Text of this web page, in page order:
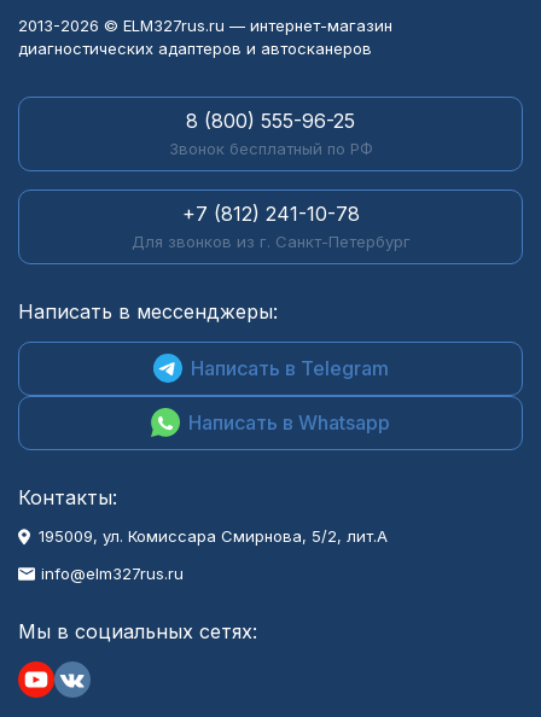
2013-2026 © ELM327rus.ru — интернет-магазин
диагностических адаптеров и автосканеров
8 (800) 555-96-25
Звонок бесплатный по РФ
+7 (812) 241-10-78
Для звонков из г. Санкт-Петербург
Написать в мессенджеры:
Написать в Telegram
Написать в Whatsapp
Контакты:
195009, ул. Комиссара Смирнова, 5/2, лит.А
info@elm327rus.ru
Мы в социальных сетях: